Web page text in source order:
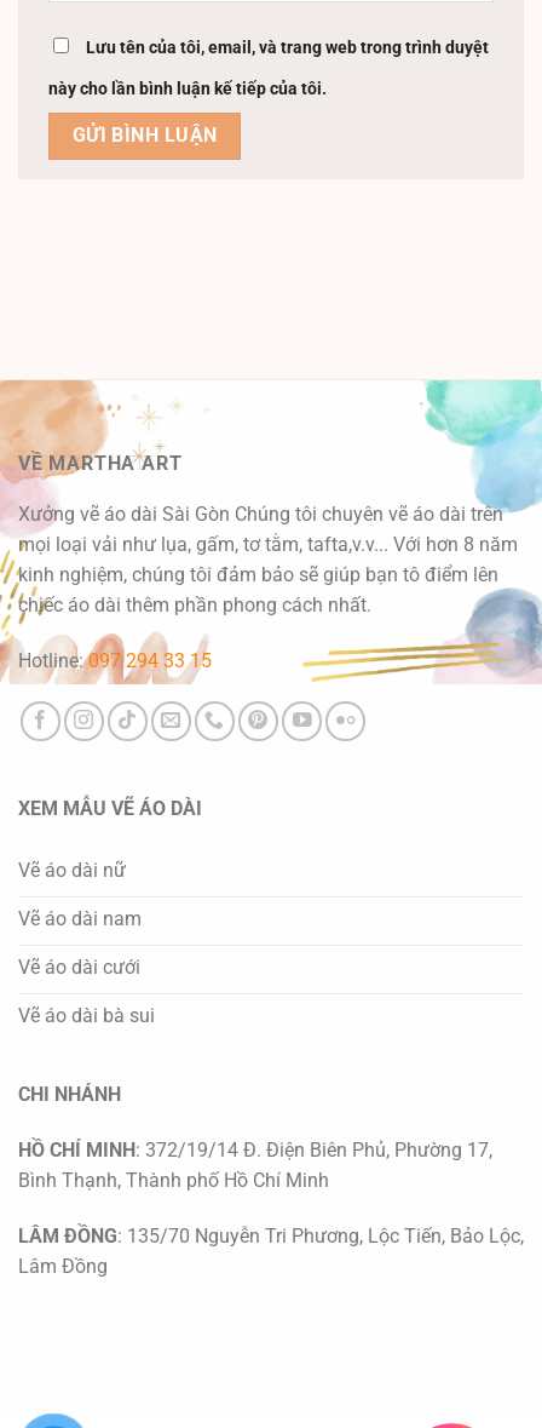
Lưu tên của tôi, email, và trang web trong trình duyệt
này cho lần bình luận kế tiếp của tôi.
VỀ MARTHA ART
Xưởng vẽ áo dài Sài Gòn Chúng tôi chuyên vẽ áo dài trên
mọi loại vải như lụa, gấm, tơ tằm, tafta,v.v... Với hơn 8 năm
kinh nghiệm, chúng tôi đảm bảo sẽ giúp bạn tô điểm lên
chiếc áo dài thêm phần phong cách nhất.
Hotline:097 294 33 15
XEM MẪU VẼ ÁO DÀI
Vẽ áo dài nữ
Vẽ áo dài nam
Vẽ áo dài cưới
Vẽ áo dài bà sui
CHI NHÁNH
HỒ CHÍ MINH: 372/19/14 Đ. Điện Biên Phủ, Phường 17,
Bình Thạnh, Thành phố Hồ Chí Minh
LÂM ĐỒNG: 135/70 Nguyễn Tri Phương, Lộc Tiến, Bảo Lộc,
Lâm Đồng